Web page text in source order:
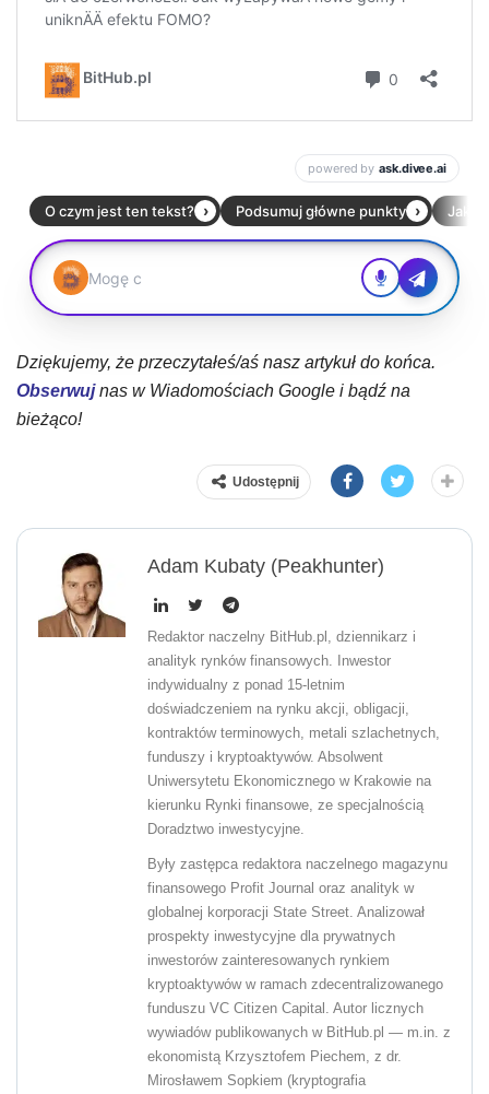
Dziękujemy, że przeczytałeś/aś nasz artykuł do końca.
Obserwujnas w Wiadomościach Google i bądź na
bieżąco!
Udostępnij
Adam Kubaty (peakhunter)
Redaktor naczelny BitHub.pl, dziennikarz i
analityk rynków finansowych. Inwestor
indywidualny z ponad 15-letnim
doświadczeniem na rynku akcji, obligacji,
kontraktów terminowych, metali szlachetnych,
funduszy i kryptoaktywów. Absolwent
Uniwersytetu Ekonomicznego w Krakowie na
kierunku Rynki finansowe, ze specjalnością
Doradztwo inwestycyjne.
Były zastępca redaktora naczelnego magazynu
finansowego Profit Journal oraz analityk w
globalnej korporacji State Street. Analizował
prospekty inwestycyjne dla prywatnych
inwestorów zainteresowanych rynkiem
kryptoaktywów w ramach zdecentralizowanego
funduszu VC Citizen Capital. Autor licznych
wywiadów publikowanych w BitHub.pl — m.in. z
ekonomistą Krzysztofem Piechem, z dr.
Mirosławem Sopkiem (kryptografia